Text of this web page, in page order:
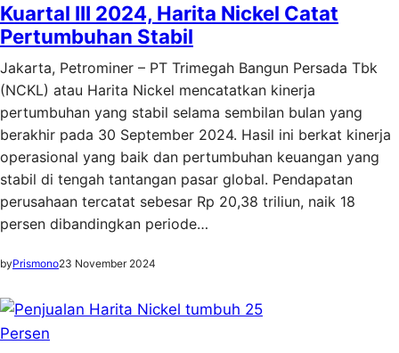
Kuartal III 2024, Harita Nickel Catat
Pertumbuhan Stabil
Jakarta, Petrominer – PT Trimegah Bangun Persada Tbk
(NCKL) atau Harita Nickel mencatatkan kinerja
pertumbuhan yang stabil selama sembilan bulan yang
berakhir pada 30 September 2024. Hasil ini berkat kinerja
operasional yang baik dan pertumbuhan keuangan yang
stabil di tengah tantangan pasar global. Pendapatan
perusahaan tercatat sebesar Rp 20,38 triliun, naik 18
persen dibandingkan periode…
byPrismono23 November 2024